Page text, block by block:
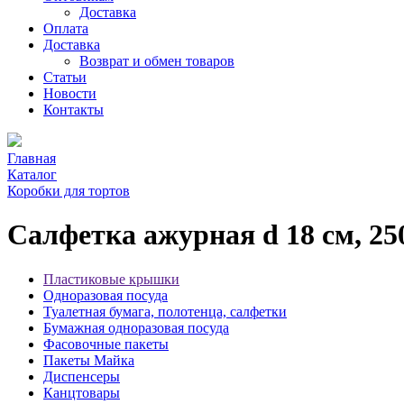
Доставка
Оплата
Доставка
Возврат и обмен товаров
Статьи
Новости
Контакты
Главная
Каталог
Коробки для тортов
Салфетка ажурная d 18 см,
Пластиковые крышки
Одноразовая посуда
Туалетная бумага, полотенца, салфетки
Бумажная одноразовая посуда
Фасовочные пакеты
Пакеты Майка
Диспенсеры
Канцтовары